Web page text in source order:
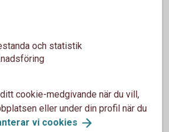
vid en separation.
på arv
det, eller vill du göra gåvan till
så sätt skapar du trygghet både
barn.
och statistik
cookie-medgivande när du vill,
eller under din profil när du
vi cookies